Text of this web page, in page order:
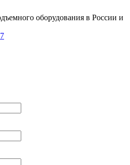
оборудования в России и